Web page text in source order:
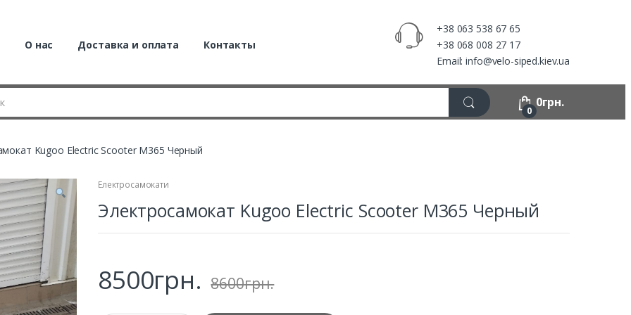
О нас Доставка и оплата Контакты
+38 063 538 67 65
+38 068 008 27 17
Email: info@velo-siped.kiev.ua
0
0грн.
Kugoo Electric Scooter M365 Черный
Електросамокати
Электросамокат Kugoo Electric Scooter M365 Черный
8500грн. 8600грн.